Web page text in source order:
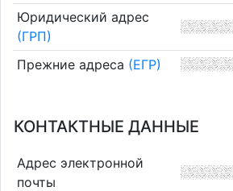
Юридический адрес
(ГРП)
Прежние адреса (ЕГР)
КОНТАКТНЫЕ ДАННЫЕ
Адрес электронной
почты